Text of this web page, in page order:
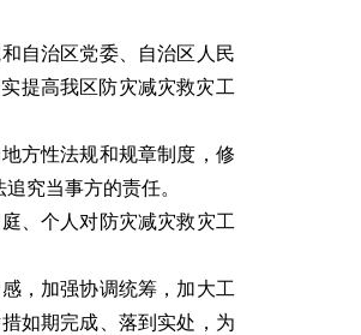
自治区党委、自治区人民
提高我区防灾减灾救灾工
方性法规和规章制度，修
究当事方的责任。
、个人对防灾减灾救灾工
，加强协调统筹，加大工
如期完成、落到实处，为